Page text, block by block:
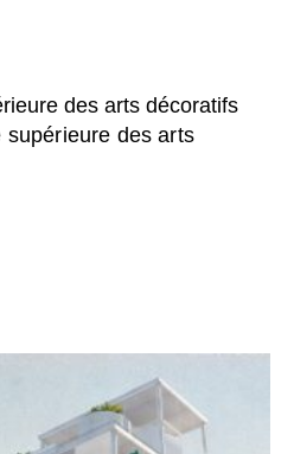
supérieure des arts